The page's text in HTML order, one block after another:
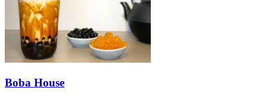
Boba House